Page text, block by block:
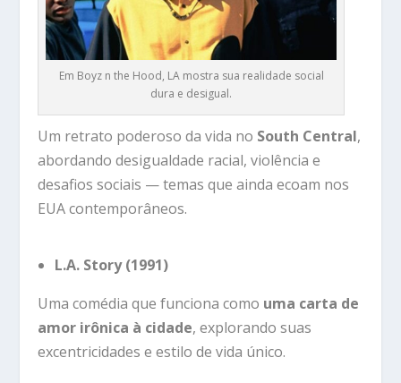
Em Boyz n the Hood, LA mostra sua realidade social
dura e desigual.
Um retrato poderoso da vida no South Central,
abordando desigualdade racial, violência e
desafios sociais — temas que ainda ecoam nos
EUA contemporâneos.
L.A. Story (1991)
Uma comédia que funciona como uma carta de
amor irônica à cidade, explorando suas
excentricidades e estilo de vida único.